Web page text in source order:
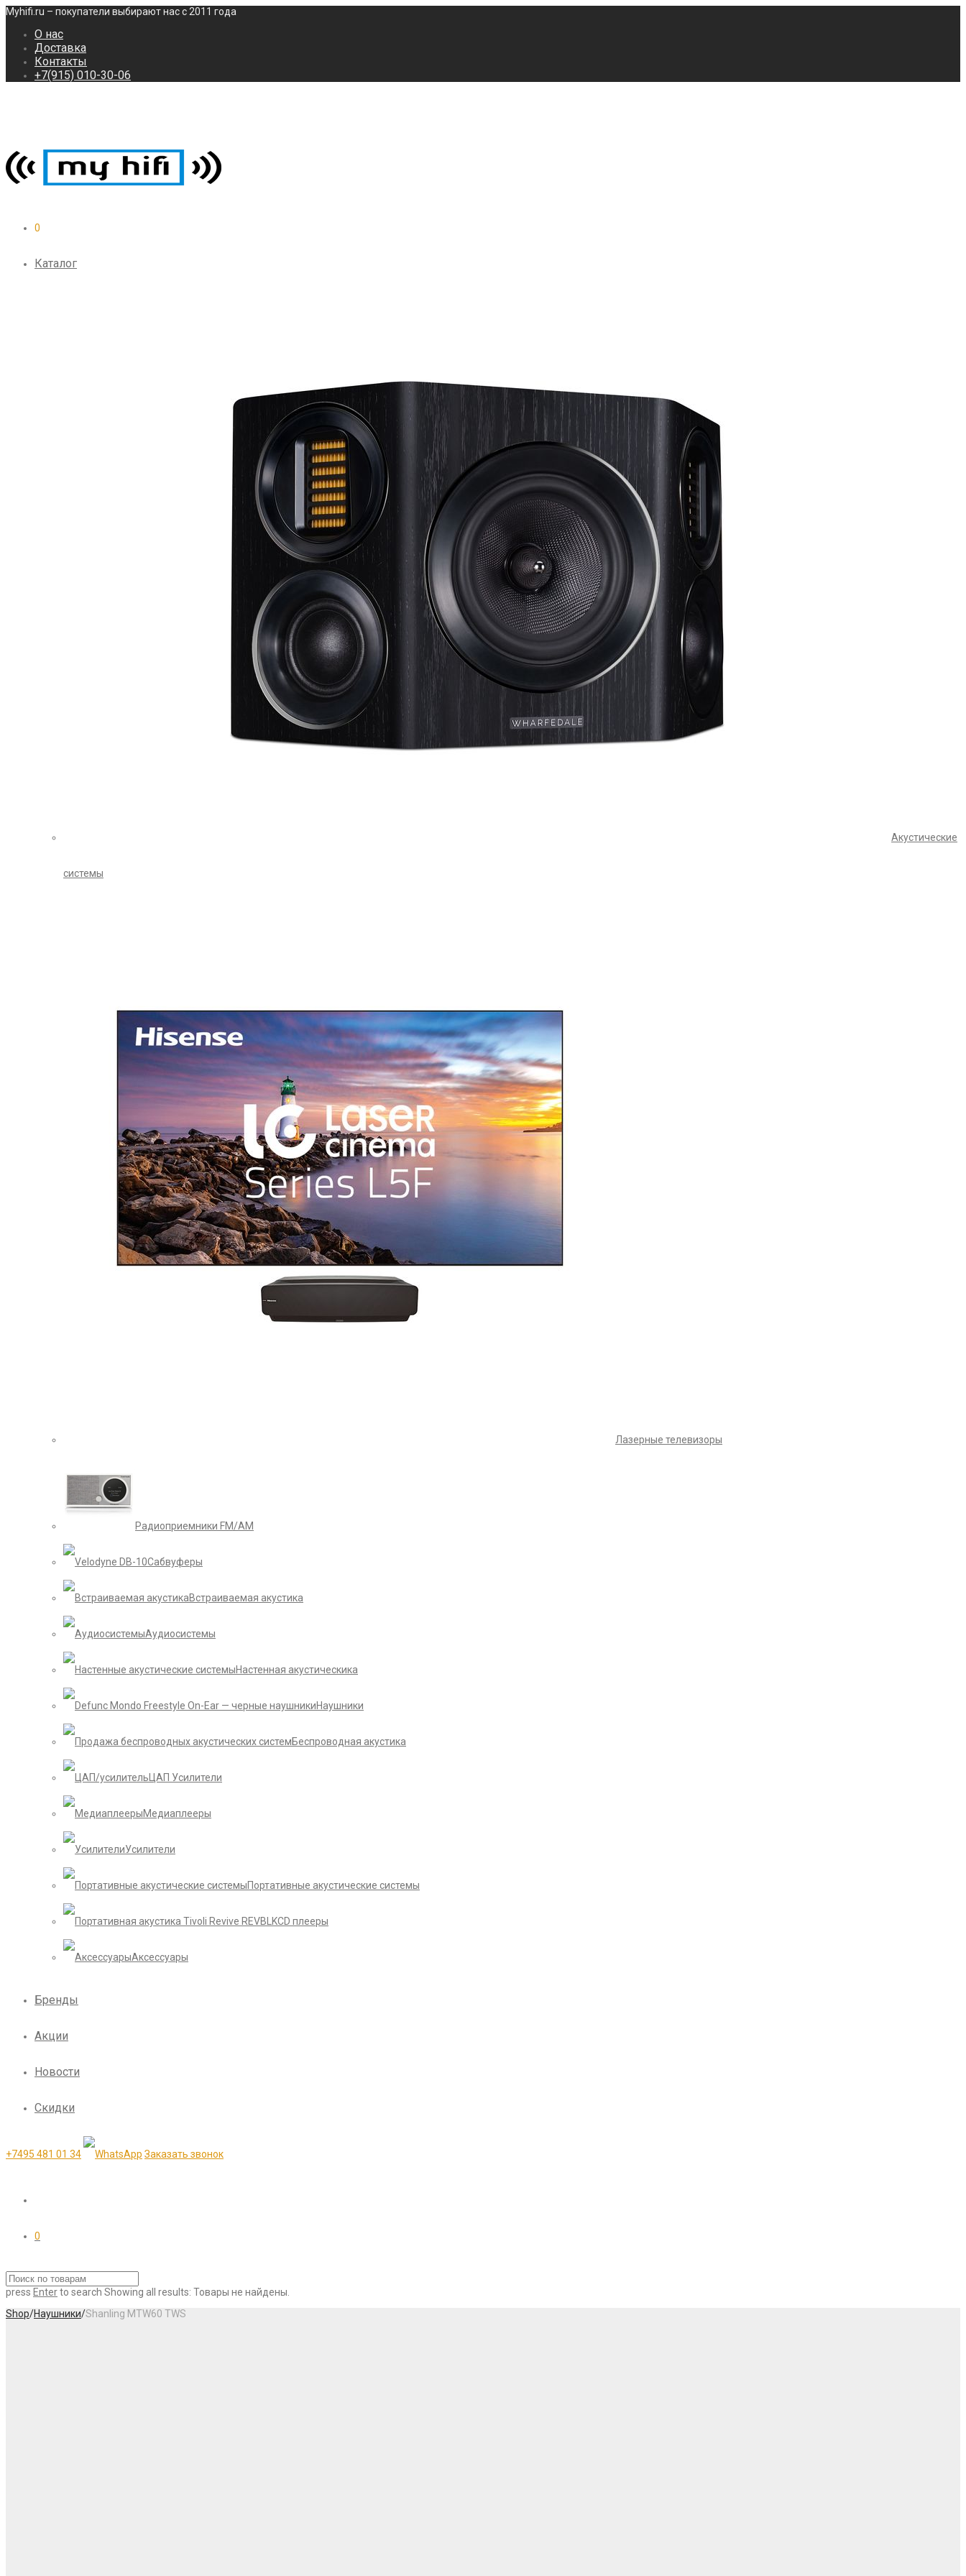
Myhifi.ru – покупатели выбирают нас с 2011 года
О нас
Доставка
Контакты
+7(915) 010-30-06
0
Каталог
Акустические
системы
Лазерные телевизоры
Радиоприемники FM/AM
Сабвуферы
Встраиваемая акустика
Аудиосистемы
Настенная акустическика
Наушники
Беспроводная акустика
ЦАП Усилители
Медиаплееры
Усилители
Портативные акустические системы
CD плееры
Аксессуары
Бренды
Акции
Новости
Скидки
+7495 481 01 34 Заказать звонок
0
press Enterto search Showing all results: Товары не найдены.
Shop/Наушники/Shanling MTW60 TWS